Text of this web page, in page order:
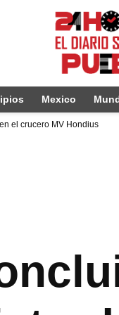
Mexico
el crucero MV Hondius